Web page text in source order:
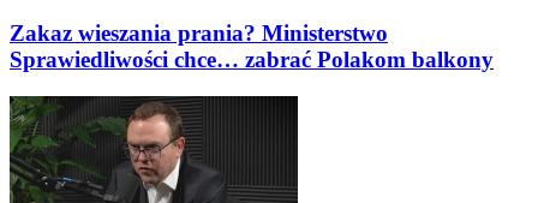
Zakaz wieszania prania? Ministerstwo
Sprawiedliwości chce… zabrać Polakom balkony